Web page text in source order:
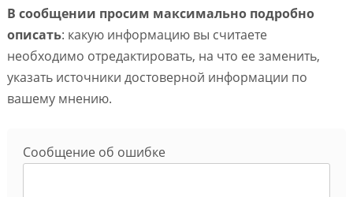
В сообщении просим максимально подробно
описать: какую информацию вы считаете
необходимо отредактировать, на что ее заменить,
указать источники достоверной информации по
вашему мнению.
Сообщение об ошибке